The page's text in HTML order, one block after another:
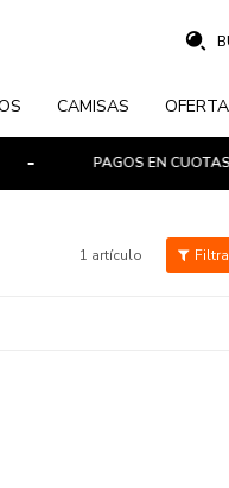
CAMISAS
PAGOS EN CUOTAS
1 artículo